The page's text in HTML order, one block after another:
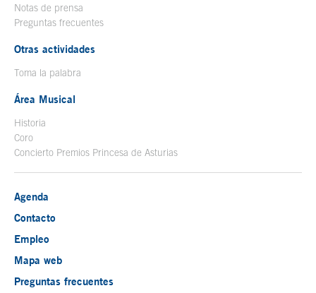
Notas de prensa
Preguntas frecuentes
Otras actividades
Toma la palabra
Área Musical
Historia
Coro
Concierto Premios Princesa de Asturias
Agenda
Contacto
Empleo
Mapa web
Preguntas frecuentes